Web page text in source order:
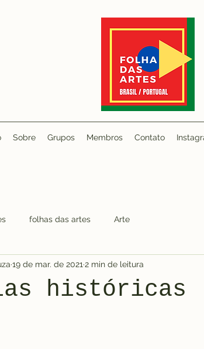
Sobre Grupos Membros Contato
folhas das artes Arte
históricas
19 de mar. de 2021 2 min de leitura